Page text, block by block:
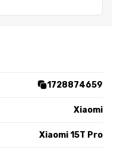
1728874659
Xiaomi
Xiaomi 15T Pro